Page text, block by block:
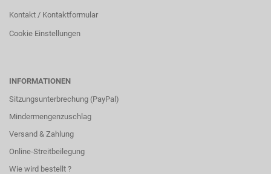
Kontakt / Kontaktformular
Cookie Einstellungen
INFORMATIONEN
Sitzungsunterbrechung (PayPal)
Mindermengenzuschlag
Versand & Zahlung
Online-Streitbeilegung
Wie wird bestellt ?